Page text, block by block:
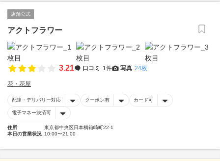
店舗公式
アクトフラワー
3.21 口コミ 1件 写真 24枚
花・花屋
配達・デリバリー対応 クーポン有 カード可
電子マネー決済可
住所
東京都中央区日本橋箱崎町22-1
本日の営業状況 10:00〜21:00